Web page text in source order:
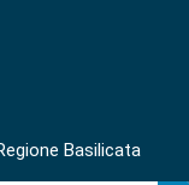
Basilicata